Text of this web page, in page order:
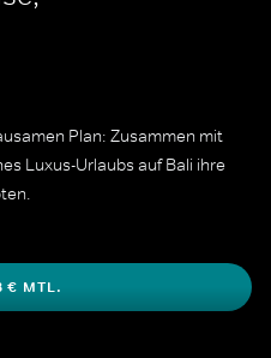
Plan: Zusammen mit
Luxus-Urlaubs auf Bali ihre
€ MTL.